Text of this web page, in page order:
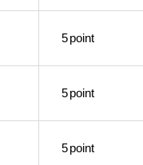
5point
5point
5point